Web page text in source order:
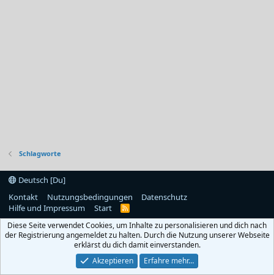
Schlagworte
Deutsch [Du]
Kontakt
Nutzungsbedingungen
Datenschutz
Hilfe und Impressum
Start
R
S
Diese Seite verwendet Cookies, um Inhalte zu personalisieren und dich nach
der Registrierung angemeldet zu halten. Durch die Nutzung unserer Webseite
erklärst du dich damit einverstanden.
Akzeptieren
Erfahre mehr…